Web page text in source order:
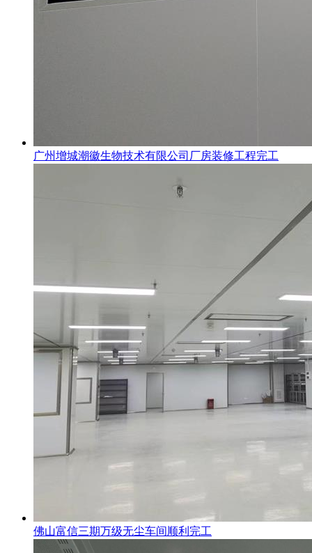
广州增城潮徽生物技术有限公司厂房装修工程完工
佛山富信三期万级无尘车间顺利完工